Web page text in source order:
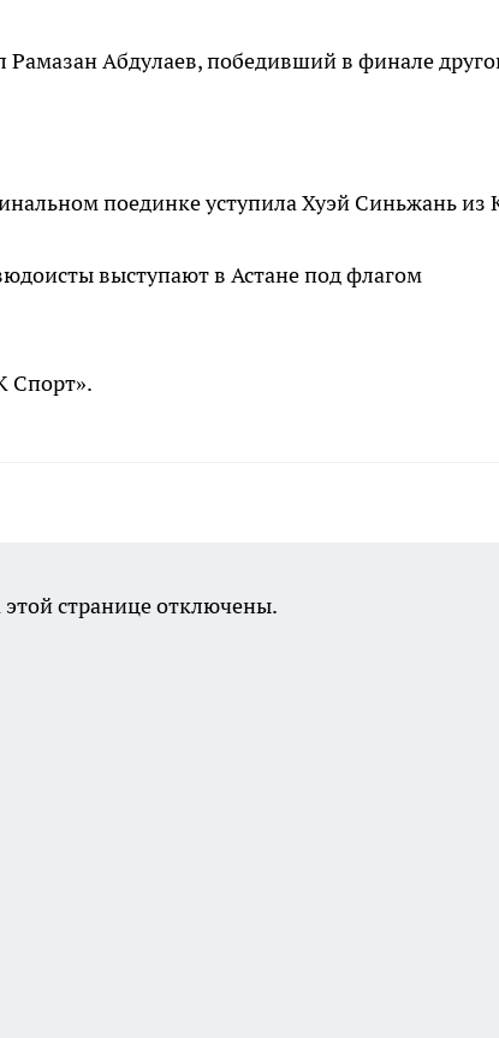
Рамазан Абдулаев, победивший в финале
поединке уступила Хуэй Синьжань из
выступают в Астане под флагом
Спорт».
странице отключены.